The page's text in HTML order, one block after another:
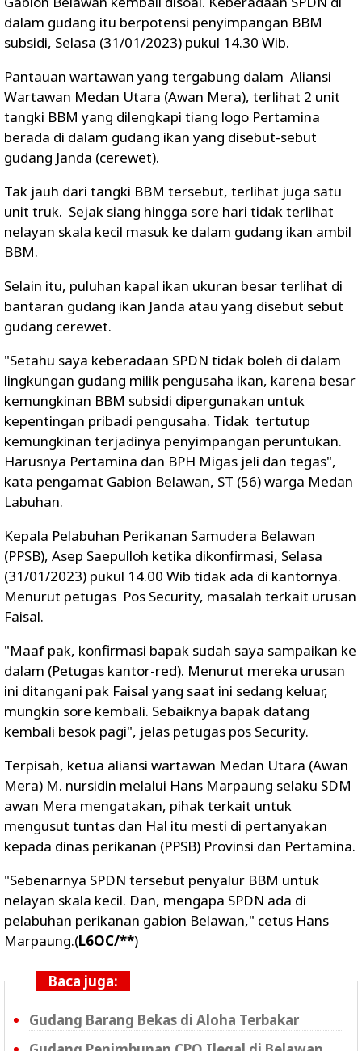
dalam gudang itu berpotensi penyimpangan BBM
subsidi, Selasa (31/01/2023) pukul 14.30 Wib.
Pantauan wartawan yang tergabung dalam Aliansi
Wartawan Medan Utara (Awan Mera), terlihat 2 unit
tangki BBM yang dilengkapi tiang logo Pertamina
berada di dalam gudang ikan yang disebut-sebut
gudang Janda (cerewet).
Tak jauh dari tangki BBM tersebut, terlihat juga satu
unit truk. Sejak siang hingga sore hari tidak terlihat
nelayan skala kecil masuk ke dalam gudang ikan ambil
BBM.
Selain itu, puluhan kapal ikan ukuran besar terlihat di
bantaran gudang ikan Janda atau yang disebut sebut
gudang cerewet.
"Setahu saya keberadaan SPDN tidak boleh di dalam
lingkungan gudang milik pengusaha ikan, karena besar
kemungkinan BBM subsidi dipergunakan untuk
kepentingan pribadi pengusaha. Tidak tertutup
kemungkinan terjadinya penyimpangan peruntukan.
Harusnya Pertamina dan BPH Migas jeli dan tegas",
kata pengamat Gabion Belawan, ST (56) warga Medan
Labuhan.
Kepala Pelabuhan Perikanan Samudera Belawan
(PPSB), Asep Saepulloh ketika dikonfirmasi, Selasa
(31/01/2023) pukul 14.00 Wib tidak ada di kantornya.
Menurut petugas Pos Security, masalah terkait urusan
Faisal.
"Maaf pak, konfirmasi bapak sudah saya sampaikan ke
dalam (Petugas kantor-red). Menurut mereka urusan
ini ditangani pak Faisal yang saat ini sedang keluar,
mungkin sore kembali. Sebaiknya bapak datang
kembali besok pagi", jelas petugas pos Security.
Terpisah, ketua aliansi wartawan Medan Utara (Awan
Mera) M. nursidin melalui Hans Marpaung selaku SDM
awan Mera mengatakan, pihak terkait untuk
mengusut tuntas dan Hal itu mesti di pertanyakan
kepada dinas perikanan (PPSB) Provinsi dan Pertamina.
"Sebenarnya SPDN tersebut penyalur BBM untuk
nelayan skala kecil. Dan, mengapa SPDN ada di
pelabuhan perikanan gabion Belawan," cetus Hans
Marpaung.(L6OC/**)
Baca juga:
Gudang Barang Bekas di Aloha Terbakar